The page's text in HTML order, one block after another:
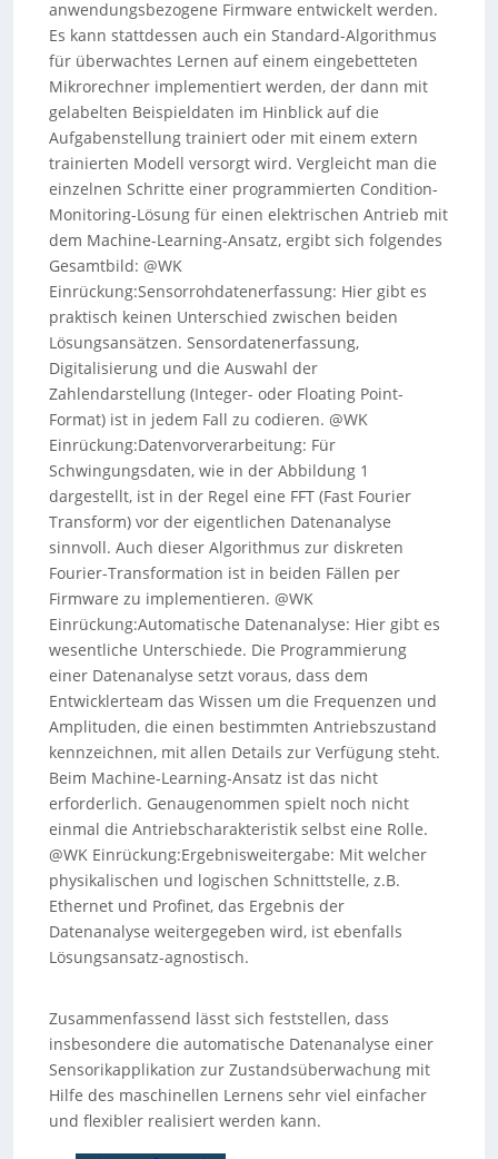
anwendungsbezogene Firmware entwickelt werden.
Es kann stattdessen auch ein Standard-Algorithmus
für überwachtes Lernen auf einem eingebetteten
Mikrorechner implementiert werden, der dann mit
gelabelten Beispieldaten im Hinblick auf die
Aufgabenstellung trainiert oder mit einem extern
trainierten Modell versorgt wird. Vergleicht man die
einzelnen Schritte einer programmierten Condition-
Monitoring-Lösung für einen elektrischen Antrieb mit
dem Machine-Learning-Ansatz, ergibt sich folgendes
Gesamtbild: @WK
Einrückung:Sensorrohdatenerfassung: Hier gibt es
praktisch keinen Unterschied zwischen beiden
Lösungsansätzen. Sensordatenerfassung,
Digitalisierung und die Auswahl der
Zahlendarstellung (Integer- oder Floating Point-
Format) ist in jedem Fall zu codieren. @WK
Einrückung:Datenvorverarbeitung: Für
Schwingungsdaten, wie in der Abbildung 1
dargestellt, ist in der Regel eine FFT (Fast Fourier
Transform) vor der eigentlichen Datenanalyse
sinnvoll. Auch dieser Algorithmus zur diskreten
Fourier-Transformation ist in beiden Fällen per
Firmware zu implementieren. @WK
Einrückung:Automatische Datenanalyse: Hier gibt es
wesentliche Unterschiede. Die Programmierung
einer Datenanalyse setzt voraus, dass dem
Entwicklerteam das Wissen um die Frequenzen und
Amplituden, die einen bestimmten Antriebszustand
kennzeichnen, mit allen Details zur Verfügung steht.
Beim Machine-Learning-Ansatz ist das nicht
erforderlich. Genaugenommen spielt noch nicht
einmal die Antriebscharakteristik selbst eine Rolle.
@WK Einrückung:Ergebnisweitergabe: Mit welcher
physikalischen und logischen Schnittstelle, z.B.
Ethernet und Profinet, das Ergebnis der
Datenanalyse weitergegeben wird, ist ebenfalls
Lösungsansatz-agnostisch.
Zusammenfassend lässt sich feststellen, dass
insbesondere die automatische Datenanalyse einer
Sensorikapplikation zur Zustandsüberwachung mit
Hilfe des maschinellen Lernens sehr viel einfacher
und flexibler realisiert werden kann.